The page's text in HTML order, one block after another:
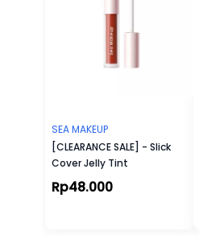
SEA MAKEUP
[CLEARANCE SALE] - Slick
Cover Jelly Tint
Rp48.000